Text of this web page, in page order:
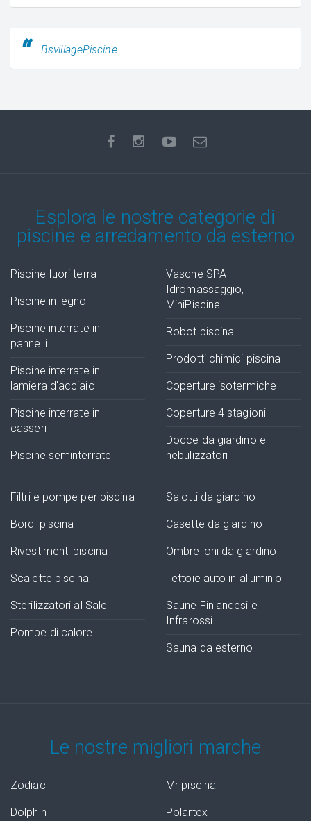
BsvillagePiscine
Esplora le nostre categorie di
piscine e arredamento da esterno
Piscine fuori terra
Piscine in legno
Piscine interrate in
pannelli
Piscine interrate in
lamiera d'acciaio
Piscine interrate in
casseri
Piscine seminterrate
Vasche SPA
Idromassaggio,
MiniPiscine
Robot piscina
Prodotti chimici piscina
Coperture isotermiche
Coperture 4 stagioni
Docce da giardino e
nebulizzatori
Filtri e pompe per piscina
Bordi piscina
Rivestimenti piscina
Scalette piscina
Sterilizzatori al Sale
Pompe di calore
Salotti da giardino
Casette da giardino
Ombrelloni da giardino
Tettoie auto in alluminio
Saune Finlandesi e
Infrarossi
Sauna da esterno
Le nostre migliori marche
Zodiac
Dolphin
Mr piscina
Polartex